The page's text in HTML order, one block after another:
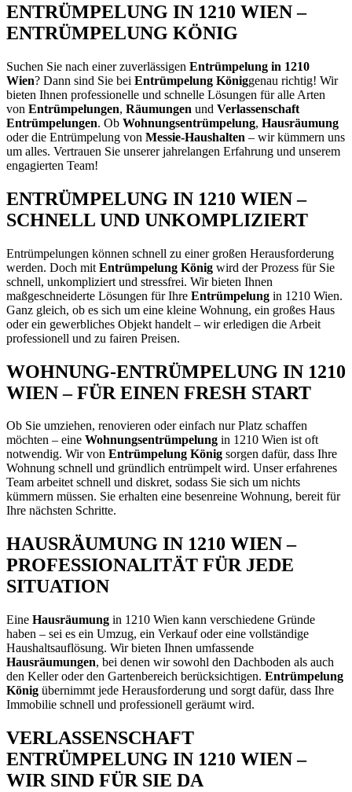
ENTRÜMPELUNG IN 1210 WIEN –
ENTRÜMPELUNG KÖNIG
Suchen Sie nach einer zuverlässigen Entrümpelung in 1210
Wien? Dann sind Sie bei Entrümpelung Königgenau richtig! Wir
bieten Ihnen professionelle und schnelle Lösungen für alle Arten
von Entrümpelungen, Räumungen und Verlassenschaft
Entrümpelungen. Ob Wohnungsentrümpelung, Hausräumung
oder die Entrümpelung von Messie-Haushalten – wir kümmern uns
um alles. Vertrauen Sie unserer jahrelangen Erfahrung und unserem
engagierten Team!
ENTRÜMPELUNG IN 1210 WIEN –
SCHNELL UND UNKOMPLIZIERT
Entrümpelungen können schnell zu einer großen Herausforderung
werden. Doch mit Entrümpelung König wird der Prozess für Sie
schnell, unkompliziert und stressfrei. Wir bieten Ihnen
maßgeschneiderte Lösungen für Ihre Entrümpelung in 1210 Wien.
Ganz gleich, ob es sich um eine kleine Wohnung, ein großes Haus
oder ein gewerbliches Objekt handelt – wir erledigen die Arbeit
professionell und zu fairen Preisen.
WOHNUNG-ENTRÜMPELUNG IN 1210
WIEN – FÜR EINEN FRESH START
Ob Sie umziehen, renovieren oder einfach nur Platz schaffen
möchten – eine Wohnungsentrümpelung in 1210 Wien ist oft
notwendig. Wir von Entrümpelung König sorgen dafür, dass Ihre
Wohnung schnell und gründlich entrümpelt wird. Unser erfahrenes
Team arbeitet schnell und diskret, sodass Sie sich um nichts
kümmern müssen. Sie erhalten eine besenreine Wohnung, bereit für
Ihre nächsten Schritte.
HAUSRÄUMUNG IN 1210 WIEN –
PROFESSIONALITÄT FÜR JEDE
SITUATION
Eine Hausräumung in 1210 Wien kann verschiedene Gründe
haben – sei es ein Umzug, ein Verkauf oder eine vollständige
Haushaltsauflösung. Wir bieten Ihnen umfassende
Hausräumungen, bei denen wir sowohl den Dachboden als auch
den Keller oder den Gartenbereich berücksichtigen. Entrümpelung
König übernimmt jede Herausforderung und sorgt dafür, dass Ihre
Immobilie schnell und professionell geräumt wird.
VERLASSENSCHAFT
ENTRÜMPELUNG IN 1210 WIEN –
WIR SIND FÜR SIE DA